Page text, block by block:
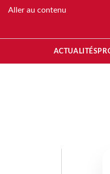
Aller au contenu
ACTUALITÉS